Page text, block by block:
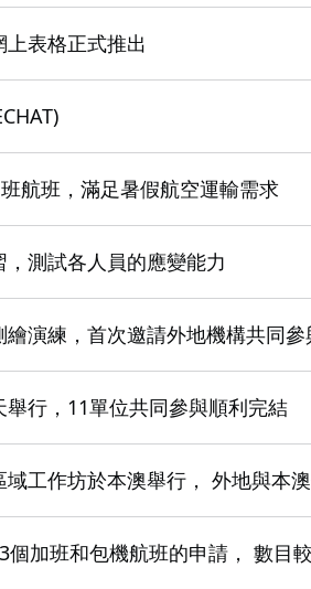
表格正式推出
航班，滿足暑假航空運輸需求
測試各人員的應變能力
演練，首次邀請外地機構共同參
行，11單位共同參與順利完結
工作坊於本澳舉行， 外地與本
個加班和包機航班的申請， 數目